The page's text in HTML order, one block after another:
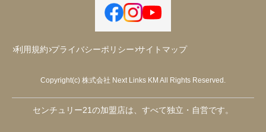
利用規約 プライバシーポリシー サイトマップ
Copyright(c) 株式会社 Next Links KM All Rights Reserved.
センチュリー21の加盟店は、すべて独立・自営です。